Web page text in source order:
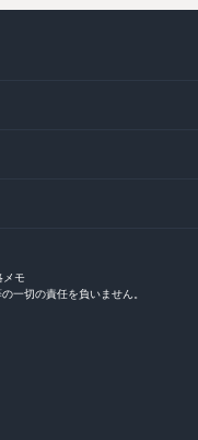
メモ
一切の責任を負いません。